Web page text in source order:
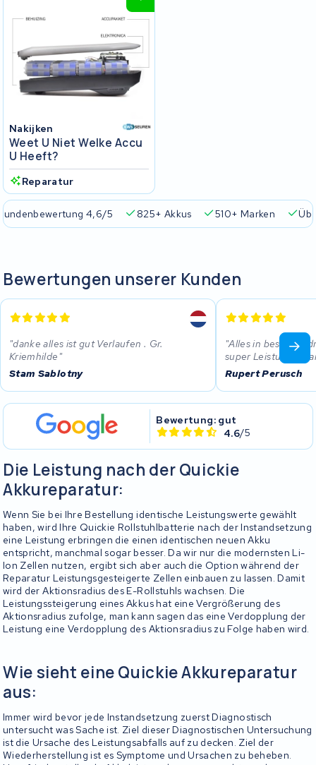
Nakijken
Weet U Niet Welke Accu
U Heeft?
Reparatur
4,6/5 825+ Akkus 510+ Marken
Bewertungen unserer Kunden
danke alles ist gut Verlaufen . Gr.
Kriemhilde
Stam Sablotny
Alles in bester
super Leistung -
Rupert Perusch
Bewertung: gut
4.6/5
Die Leistung nach der Quickie
Akkureparatur:
Wenn Sie bei Ihre Bestellung identische Leistungswerte gewählt
haben, wird Ihre Quickie Rollstuhlbatterie nach der Instandsetzung
eine Leistung erbringen die einen identischen neuen Akku
entspricht, manchmal sogar besser. Da wir nur die modernsten Li-
Ion Zellen nutzen, ergibt sich aber auch die Option während der
Reparatur Leistungsgesteigerte Zellen einbauen zu lassen. Damit
wird der Aktionsradius des E-Rollstuhls wachsen. Die
Leistungssteigerung eines Akkus hat eine Vergrößerung des
Aktionsradius zufolge, man kann sagen das eine Verdopplung der
Leistung eine Verdopplung des Aktionsradius zu Folge haben wird.
Wie sieht eine Quickie Akkureparatur
aus:
Immer wird bevor jede Instandsetzung zuerst Diagnostisch
untersucht was Sache ist. Ziel dieser Diagnostischen Untersuchung
ist die Ursache des Leistungsabfalls auf zu decken. Ziel der
Wiederherstellung ist es Symptome und Ursachen zu beheben.